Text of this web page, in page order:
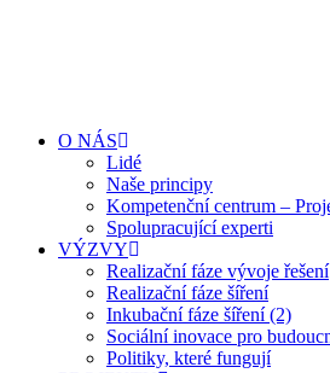
O NÁS
Lidé
Naše principy
Kompetenční centrum –
Spolupracující experti
VÝZVY
Realizační fáze vývoje řešení
Realizační fáze šíření
Inkubační fáze šíření (2)
Sociální inovace pro
Politiky, které fungují